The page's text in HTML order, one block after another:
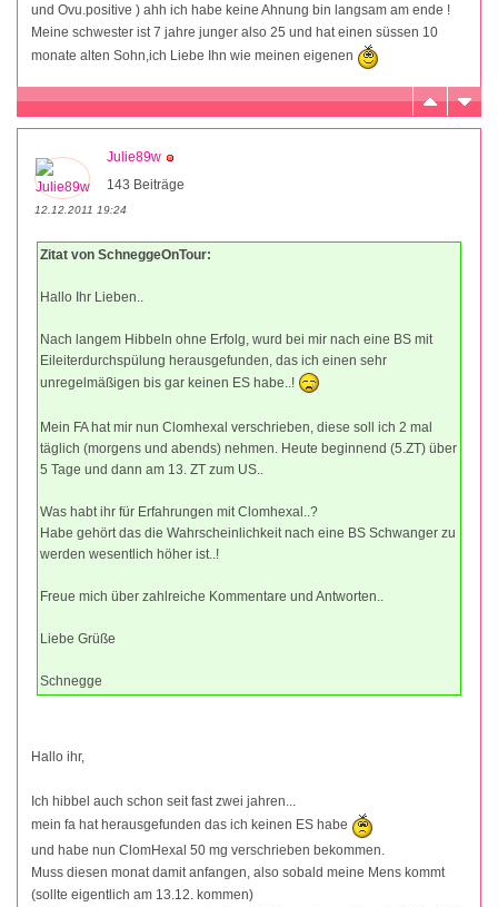
und Ovu.positive ) ahh ich habe keine Ahnung bin langsam am ende !
Meine schwester ist 7 jahre junger also 25 und hat einen süssen 10
monate alten Sohn,ich Liebe Ihn wie meinen eigenen
Julie89w
143 Beiträge
12.12.2011 19:24
Zitat von SchneggeOnTour:
Hallo Ihr Lieben..
Nach langem Hibbeln ohne Erfolg, wurd bei mir nach eine BS mit
Eileiterdurchspülung herausgefunden, das ich einen sehr
unregelmäßigen bis gar keinen ES habe..!
Mein FA hat mir nun Clomhexal verschrieben, diese soll ich 2 mal
täglich (morgens und abends) nehmen. Heute beginnend (5.ZT) über
5 Tage und dann am 13. ZT zum US..
Was habt ihr für Erfahrungen mit Clomhexal..?
Habe gehört das die Wahrscheinlichkeit nach eine BS Schwanger zu
werden wesentlich höher ist..!
Freue mich über zahlreiche Kommentare und Antworten..
Liebe Grüße
Schnegge
Hallo ihr,
Ich hibbel auch schon seit fast zwei jahren...
mein fa hat herausgefunden das ich keinen ES habe
und habe nun ClomHexal 50 mg verschrieben bekommen.
Muss diesen monat damit anfangen, also sobald meine Mens kommt
(sollte eigentlich am 13.12. kommen)